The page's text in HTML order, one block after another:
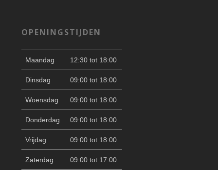
OPENINGSTIJDEN
Maandag 12:30 tot 18:00
Dinsdag 09:00 tot 18:00
Woensdag 09:00 tot 18:00
Donderdag 09:00 tot 18:00
Vrijdag 09:00 tot 18:00
Zaterdag 09:00 tot 17:00